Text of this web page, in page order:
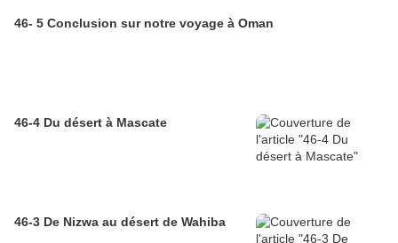
46- 5 Conclusion sur notre voyage à Oman
46-4 Du désert à Mascate
46-3 De Nizwa au désert de Wahiba